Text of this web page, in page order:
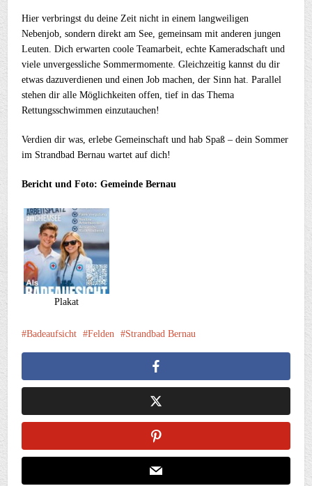
Hier verbringst du deine Zeit nicht in einem langweiligen
Nebenjob, sondern direkt am See, gemeinsam mit anderen jungen
Leuten. Dich erwarten coole Teamarbeit, echte Kameradschaft und
viele unvergessliche Sommermomente. Gleichzeitig kannst du dir
etwas dazuverdienen und einen Job machen, der Sinn hat. Parallel
stehen dir alle Möglichkeiten offen, tief in das Thema
Rettungsschwimmen einzutauchen!
Verdien dir was, erlebe Gemeinschaft und hab Spaß – dein Sommer
im Strandbad Bernau wartet auf dich!
Bericht und Foto: Gemeinde Bernau
Plakat
Badeaufsicht Felden Strandbad Bernau